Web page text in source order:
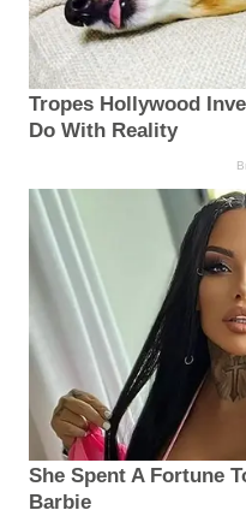
Tropes Hollywood
Do With Reality
She Spent A Fortune
Barbie